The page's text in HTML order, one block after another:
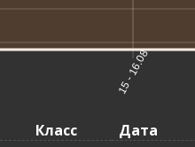
15 - 16.08
Класс Дата